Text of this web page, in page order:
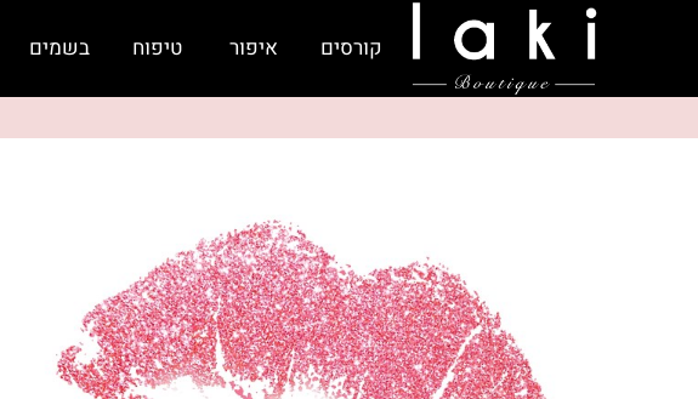
קורסים איפור טיפוח בשמים